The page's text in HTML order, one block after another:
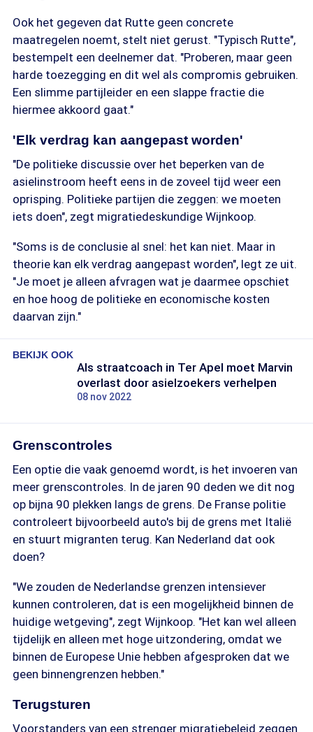
Ook het gegeven dat Rutte geen concrete
maatregelen noemt, stelt niet gerust. "Typisch Rutte",
bestempelt een deelnemer dat. "Proberen, maar geen
harde toezegging en dit wel als compromis gebruiken.
Een slimme partijleider en een slappe fractie die
hiermee akkoord gaat."
'Elk verdrag kan aangepast worden'
"De politieke discussie over het beperken van de
asielinstroom heeft eens in de zoveel tijd weer een
oprisping. Politieke partijen die zeggen: we moeten
iets doen", zegt migratiedeskundige Wijnkoop.
"Soms is de conclusie al snel: het kan niet. Maar in
theorie kan elk verdrag aangepast worden", legt ze uit.
"Je moet je alleen afvragen wat je daarmee opschiet
en hoe hoog de politieke en economische kosten
daarvan zijn."
BEKIJK OOK
Als straatcoach in Ter Apel moet Marvin
overlast door asielzoekers verhelpen
08 nov 2022
Grenscontroles
Een optie die vaak genoemd wordt, is het invoeren van
meer grenscontroles. In de jaren 90 deden we dit nog
op bijna 90 plekken langs de grens. De Franse politie
controleert bijvoorbeeld auto's bij de grens met Italië
en stuurt migranten terug. Kan Nederland dat ook
doen?
"We zouden de Nederlandse grenzen intensiever
kunnen controleren, dat is een mogelijkheid binnen de
huidige wetgeving", zegt Wijnkoop. "Het kan wel alleen
tijdelijk en alleen met hoge uitzondering, omdat we
binnen de Europese Unie hebben afgesproken dat we
geen binnengrenzen hebben."
Terugsturen
Voorstanders van een strenger migratiebeleid zeggen